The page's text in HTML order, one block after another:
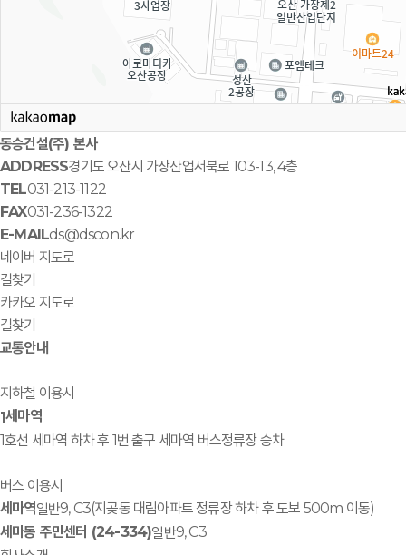
동승건설(주) 본사
ADDRESS경기도 오산시 가장산업서북로 103-13, 4층
TEL031-213-1122
FAX031-236-1322
E-MAILds@dscon.kr
네이버 지도로
길찾기
카카오 지도로
길찾기
교통안내
지하철 이용시
1세마역
1호선 세마역 하차 후 1번 출구 세마역 버스정류장 승차
버스 이용시
세마역일반9, C3(지곶동 대림아파트 정류장 하차 후 도보 500m 이동)
세마동 주민센터 (24-334)일반9, C3